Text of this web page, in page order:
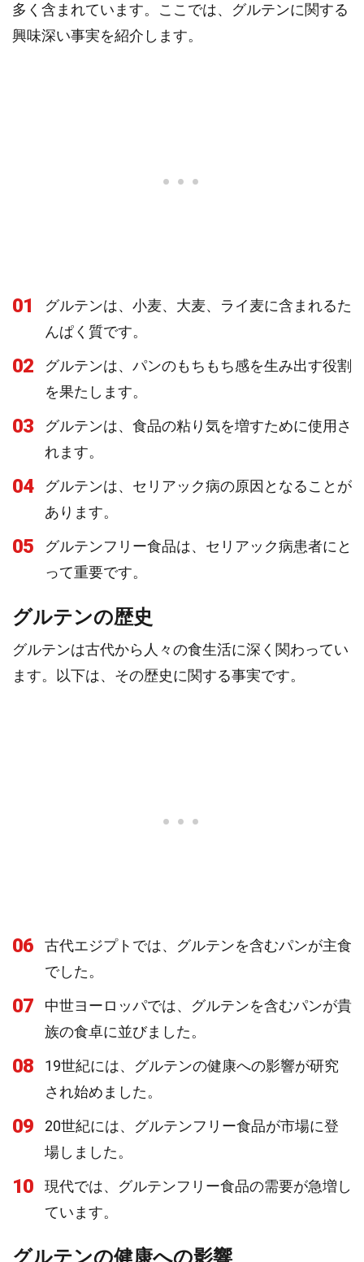
多く含まれています。ここでは、グルテンに関する
興味深い事実を紹介します。
01
グルテンは、小麦、大麦、ライ麦に含まれるた
んぱく質です。
02
グルテンは、パンのもちもち感を生み出す役割
を果たします。
03
グルテンは、食品の粘り気を増すために使用さ
れます。
04
グルテンは、セリアック病の原因となることが
あります。
05
グルテンフリー食品は、セリアック病患者にと
って重要です。
グルテンの歴史
グルテンは古代から人々の食生活に深く関わってい
ます。以下は、その歴史に関する事実です。
06
古代エジプトでは、グルテンを含むパンが主食
でした。
07
中世ヨーロッパでは、グルテンを含むパンが貴
族の食卓に並びました。
08
19世紀には、グルテンの健康への影響が研究
され始めました。
09
20世紀には、グルテンフリー食品が市場に登
場しました。
10
現代では、グルテンフリー食品の需要が急増し
ています。
グルテンの健康への影響